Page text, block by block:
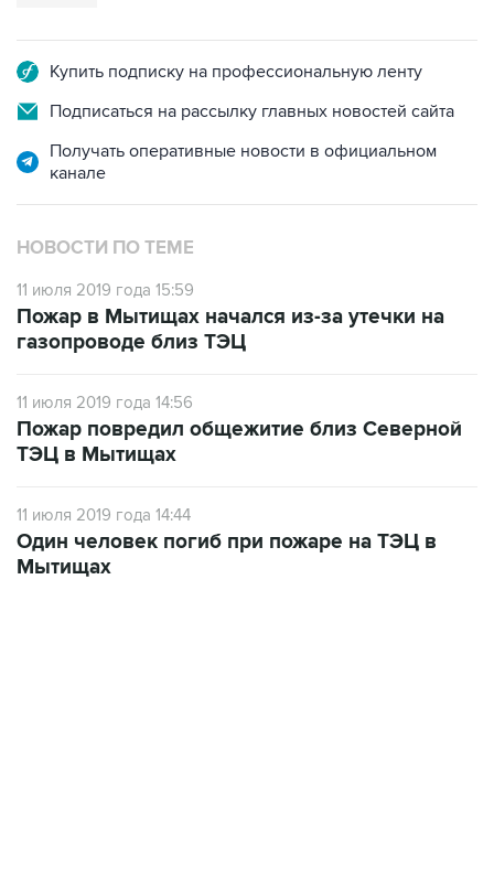
Купить подписку на профессиональную ленту
Подписаться на рассылку главных новостей сайта
Получать оперативные новости в официальном
канале
НОВОСТИ ПО ТЕМЕ
11 июля 2019 года 15:59
Пожар в Мытищах начался из-за утечки на
газопроводе близ ТЭЦ
11 июля 2019 года 14:56
Пожар повредил общежитие близ Северной
ТЭЦ в Мытищах
11 июля 2019 года 14:44
Один человек погиб при пожаре на ТЭЦ в
Мытищах